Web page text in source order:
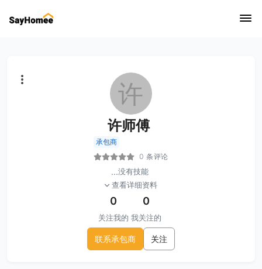
许
许师傅
承包商
0 条评论
...没有技能
查看详细资料
0
关注我的
0
我关注的
联系承包商 关注